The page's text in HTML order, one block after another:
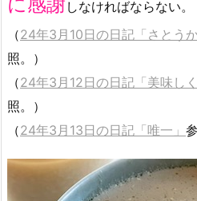
しなければならない。
（24年3月10日の日記「さとう
照。）
（24年3月12日の日記「美味し
照。）
（24年3月13日の日記「唯一」